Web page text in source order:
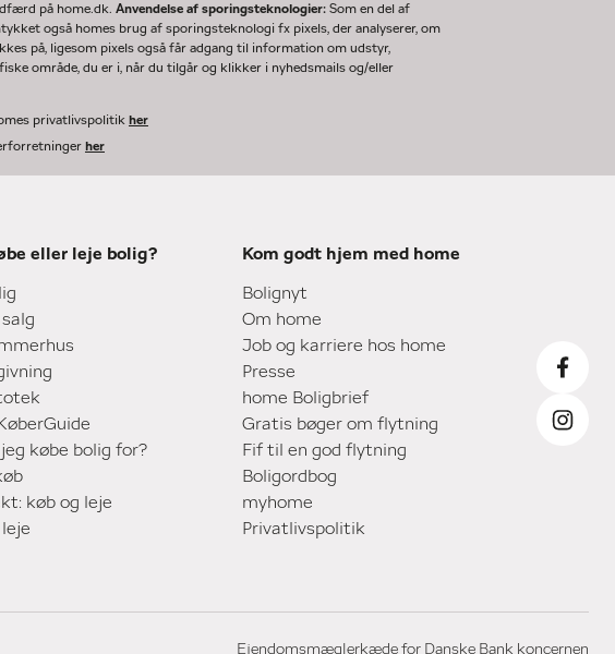
på home.dk. Anvendelse af sporingsteknologier:Som en del af
også homes brug af sporingsteknologi fx pixels, der analyserer, om
på, ligesom pixels også får adgang til information om udstyr,
område, du er i, når du tilgår og klikker i nyhedsmails og/eller
privatlivspolitik her
her
eller leje bolig?
købe bolig for?
køb og leje
Kom godt hjem med home
Bolignyt
Om home
Job og karriere hos home
Presse
home Boligbrief
Gratis bøger om flytning
Fif til en god flytning
Boligordbog
myhome
Privatlivspolitik
Ejendomsmæglerkæde for Danske Bank koncernen